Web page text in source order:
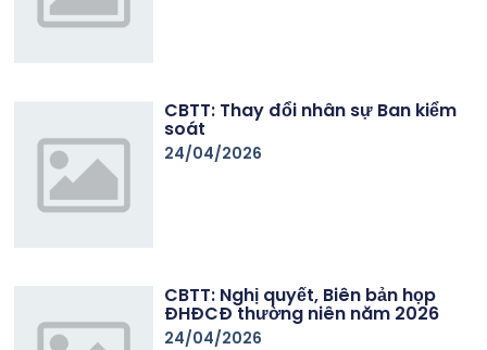
CBTT: Thay đổi nhân sự Ban kiểm
soát
24/04/2026
CBTT: Nghị quyết, Biên bản họp
ĐHĐCĐ thường niên năm 2026
24/04/2026